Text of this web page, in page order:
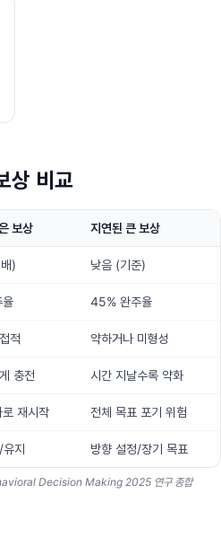
상 비교
보상 지연된 큰 보상
) 낮음 (기준)
45% 완주율
적 약하거나 미형성
충전 시간 지날수록 약화
재시작 전체 목표 포기 위험
지 방향 설정/장기 목표
Decision Making 2025 연구 종합